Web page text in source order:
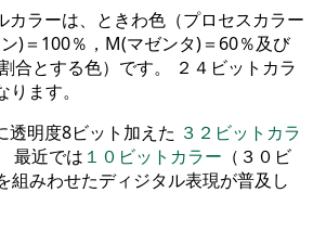
カラーは、ときわ色（プロセスカラー
)＝100％，M(マゼンタ)＝60％及び
合とする色）です。 ２４ビットカラ
ります。
透明度8ビット加えた ３２ビットカラ
最近では １０ビットカラー （３０ビ
組みわせたディジタル表現が普及し